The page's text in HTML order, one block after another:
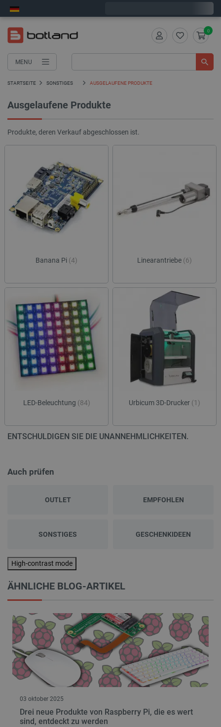
MENU
0
STARTSEITE SONSTIGES AUSGELAUFENE PRODUKTE
Ausgelaufene Produkte
Produkte, deren Verkauf abgeschlossen ist.
Banana Pi (4) Linearantriebe (6)
LED-Beleuchtung (84) Urbicum 3D-Drucker (1)
ENTSCHULDIGEN SIE DIE UNANNEHMLICHKEITEN.
Auch prüfen
OUTLET EMPFOHLEN
SONSTIGES GESCHENKIDEEN
High-contrast mode
ÄHNLICHE BLOG-ARTIKEL
03 oktober 2025
Drei neue Produkte von Raspberry Pi, die es wert
sind, entdeckt zu werden